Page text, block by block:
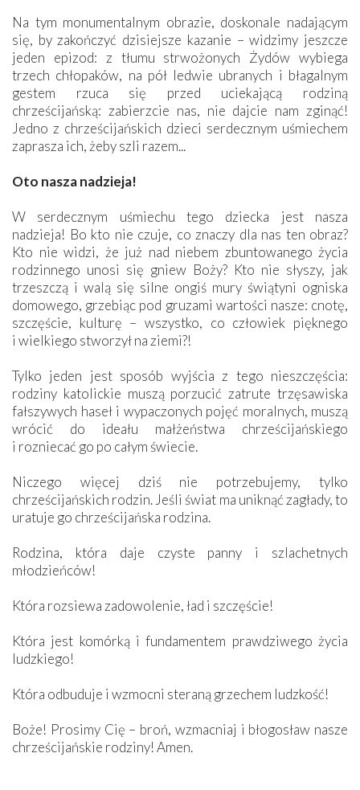
Na tym monumentalnym obrazie, doskonale nadającym
się, by zakończyć dzisiejsze kazanie – widzimy jeszcze
jeden epizod: z tłumu strwożonych Żydów wybiega
trzech chłopaków, na pół ledwie ubranych i błagalnym
gestem rzuca się przed uciekającą rodziną
chrześcijańską: zabierzcie nas, nie dajcie nam zginąć!
Jedno z chrześcijańskich dzieci serdecznym uśmiechem
zaprasza ich, żeby szli razem...
Oto nasza nadzieja!
W serdecznym uśmiechu tego dziecka jest nasza
nadzieja! Bo kto nie czuje, co znaczy dla nas ten obraz?
Kto nie widzi, że już nad niebem zbuntowanego życia
rodzinnego unosi się gniew Boży? Kto nie słyszy, jak
trzeszczą i walą się silne ongiś mury świątyni ogniska
domowego, grzebiąc pod gruzami wartości nasze: cnotę,
szczęście, kulturę – wszystko, co człowiek pięknego
i wielkiego stworzył na ziemi?!
Tylko jeden jest sposób wyjścia z tego nieszczęścia:
rodziny katolickie muszą porzucić zatrute trzęsawiska
fałszywych haseł i wypaczonych pojęć moralnych, muszą
wrócić do ideału małżeństwa chrześcijańskiego
i rozniecać go po całym świecie.
Niczego więcej dziś nie potrzebujemy, tylko
chrześcijańskich rodzin. Jeśli świat ma uniknąć zagłady, to
uratuje go chrześcijańska rodzina.
Rodzina, która daje czyste panny i szlachetnych
młodzieńców!
Która rozsiewa zadowolenie, ład i szczęście!
Która jest komórką i fundamentem prawdziwego życia
ludzkiego!
Która odbuduje i wzmocni steraną grzechem ludzkość!
Boże! Prosimy Cię – broń, wzmacniaj i błogosław nasze
chrześcijańskie rodziny! Amen.